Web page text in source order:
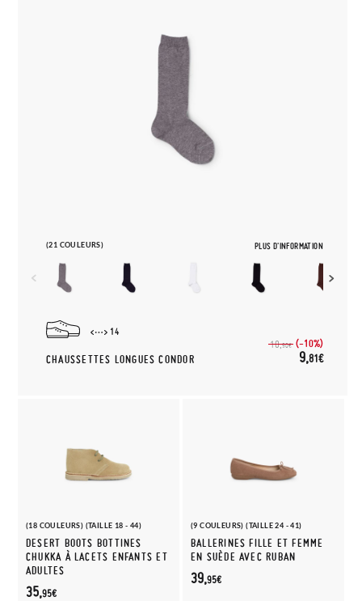
(21 COULEURS) PLUS D'INFORMATION
14
CHAUSSETTES LONGUES CONDOR
10,90€ (-10%)
9,81€
(18 COULEURS) (TAILLE 18 - 44)
DESERT BOOTS BOTTINES
CHUKKA À LACETS ENFANTS ET
ADULTES
35,95€
(9 COULEURS) (TAILLE 24 - 41)
BALLERINES FILLE ET FEMME
EN SUÈDE AVEC RUBAN
39,95€